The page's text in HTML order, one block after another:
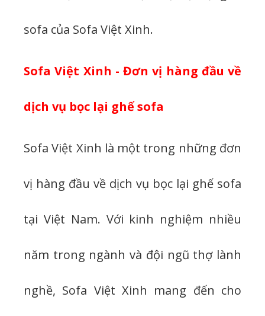
sofa của Sofa Việt Xinh.
Sofa Việt Xinh - Đơn vị hàng đầu về
dịch vụ bọc lại ghế sofa
Sofa Việt Xinh là một trong những đơn
vị hàng đầu về dịch vụ bọc lại ghế sofa
tại Việt Nam. Với kinh nghiệm nhiều
năm trong ngành và đội ngũ thợ lành
nghề, Sofa Việt Xinh mang đến cho